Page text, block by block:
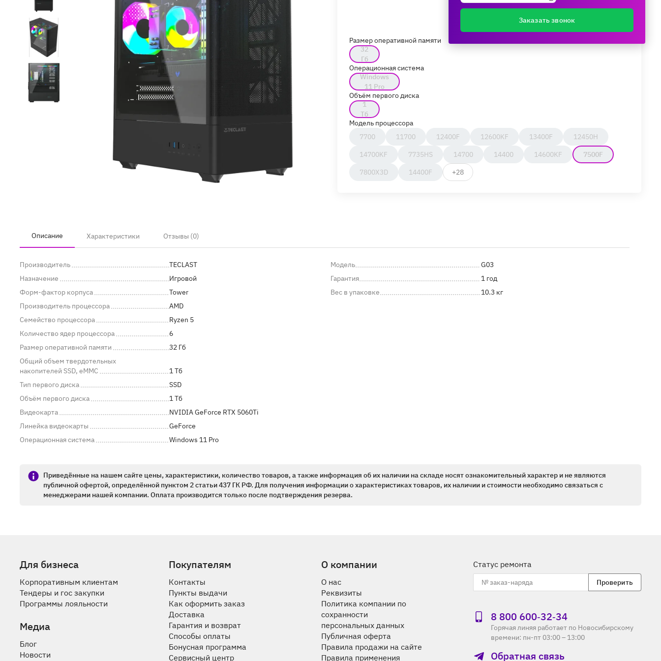
Item
Размер оперативной памяти
32
Гб
Операционная система
Windows
11 Pro
Объём первого диска
1
Тб
Модель процессора
7700
11700 12400F 12600KF 13400F
12450H
14700KF
7735HS 14700 14400 14600KF
7500F
7800X3D
14400F +28
Описание Характеристики Отзывы (0)
Производитель
TECLAST
Назначение
Игровой
Форм-фактор корпуса
Tower
Производитель процессора
AMD
Семейство процессора
Ryzen 5
Количество ядер процессора
6
Размер оперативной памяти
32 Гб
Общий объем твердотельных
накопителей SSD, eMMC
1 Тб
Тип первого диска
SSD
Объём первого диска
1 Тб
Видеокарта
NVIDIA GeForce RTX 5060Ti
Линейка видеокарты
GeForce
Операционная система
Windows 11 Pro
Модель
G03
Гарантия
1 год
Вес в упаковке
10.3 кг
Приведённые на нашем сайте цены, характеристики, количество товаров, а также информация об их наличии на складе носят ознакомительный характер и не являются
публичной офертой, определённой пунктом 2 статьи 437 ГК РФ. Для получения информации о характеристиках товаров, их наличии и стоимости необходимо связаться с
менеджерами нашей компании. Оплата производится только после подтверждения резерва.
Для бизнеса
Корпоративным клиентам
Тендеры и гос закупки
Программы лояльности
Медиа
Блог
Новости
Покупателям
Контакты
Пункты выдачи
Как оформить заказ
Доставка
Гарантия и возврат
Способы оплаты
Бонусная программа
Сервисный центр
О компании
О нас
Реквизиты
Политика компании по
сохранности
персональных данных
Публичная оферта
Правила продажи на сайте
Правила применения
Статус ремонта
Проверить
8 800 600‑32‑34
Горячая линяя работает по Новосибирскому
времени: пн-пт 03:00 – 13:00
Обратная связь
Заказать звонок